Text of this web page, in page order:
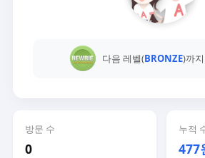
다음 레벨(BRONZE)까지
방문 수
0
누적
477